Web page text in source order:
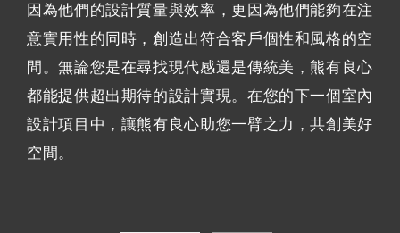
因為他們的設計質量與效率，更因為他們能夠在注
意實用性的同時，創造出符合客戶個性和風格的空
間。無論您是在尋找現代感還是傳統美，熊有良心
都能提供超出期待的設計實現。在您的下一個室內
設計項目中，讓熊有良心助您一臂之力，共創美好
空間。